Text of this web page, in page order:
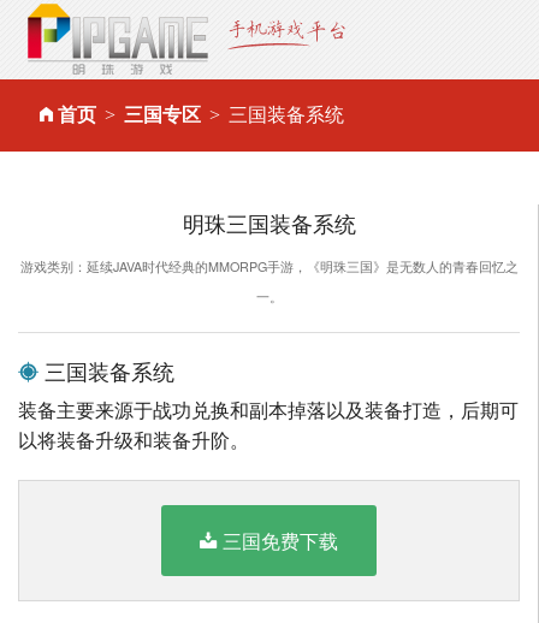
首页 三国专区 三国装备系统
明珠三国装备系统
游戏类别：延续JAVA时代经典的MMORPG手游，《明珠三国》是无数人的青春回忆之
一。
三国装备系统
装备主要来源于战功兑换和副本掉落以及装备打造，后期可
以将装备升级和装备升阶。
三国免费下载